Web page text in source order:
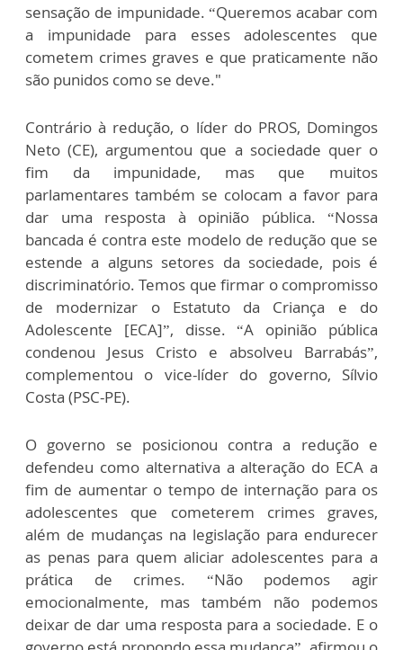
sensação de impunidade. “Queremos acabar com
a impunidade para esses adolescentes que
cometem crimes graves e que praticamente não
são punidos como se deve."
Contrário à redução, o líder do PROS, Domingos
Neto (CE), argumentou que a sociedade quer o
fim da impunidade, mas que muitos
parlamentares também se colocam a favor para
dar uma resposta à opinião pública. “Nossa
bancada é contra este modelo de redução que se
estende a alguns setores da sociedade, pois é
discriminatório. Temos que firmar o compromisso
de modernizar o Estatuto da Criança e do
Adolescente [ECA]”, disse. “A opinião pública
condenou Jesus Cristo e absolveu Barrabás”,
complementou o vice-líder do governo, Sílvio
Costa (PSC-PE).
O governo se posicionou contra a redução e
defendeu como alternativa a alteração do ECA a
fim de aumentar o tempo de internação para os
adolescentes que cometerem crimes graves,
além de mudanças na legislação para endurecer
as penas para quem aliciar adolescentes para a
prática de crimes. “Não podemos agir
emocionalmente, mas também não podemos
deixar de dar uma resposta para a sociedade. E o